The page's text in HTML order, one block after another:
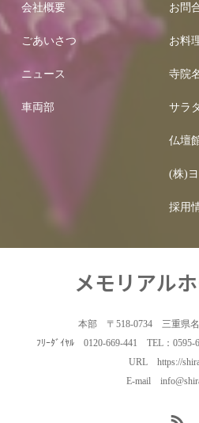
会社概要
ごあいさつ
ニュース
車両部
お問
お料
寺院
サラ
仏壇
(株)
採用
メモリアル
本部 〒518-0734 三重県名
ﾌﾘｰﾀﾞｲﾔﾙ 0120-669-441 TEL：0595-
URL https://
E-mail